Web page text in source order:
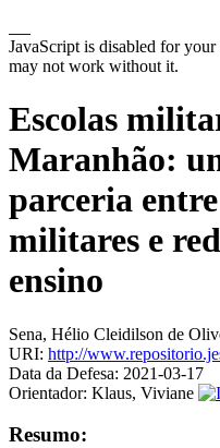
JavaScript is disabled for
may not work without it.
Escolas
Maranhão:
parceria
militares e
ensino
Sena, Hélio Cleidilson de
URI: http://
Data da Defesa: 2021-03-17
Orientador: Klaus, Viviane
Resumo: